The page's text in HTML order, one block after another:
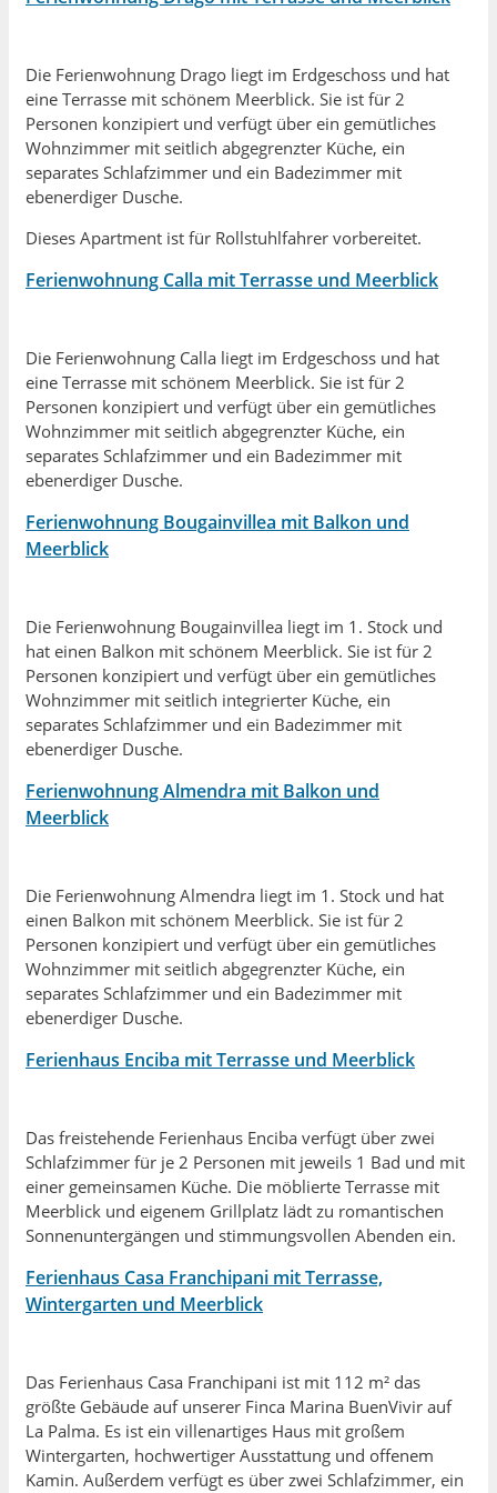
Die Ferienwohnung Drago liegt im Erdgeschoss und hat
eine Terrasse mit schönem Meerblick. Sie ist für 2
Personen konzipiert und verfügt über ein gemütliches
Wohnzimmer mit seitlich abgegrenzter Küche, ein
separates Schlafzimmer und ein Badezimmer mit
ebenerdiger Dusche.
Dieses Apartment ist für Rollstuhlfahrer vorbereitet.
Ferienwohnung Calla mit Terrasse und Meerblick
Die Ferienwohnung Calla liegt im Erdgeschoss und hat
eine Terrasse mit schönem Meerblick. Sie ist für 2
Personen konzipiert und verfügt über ein gemütliches
Wohnzimmer mit seitlich abgegrenzter Küche, ein
separates Schlafzimmer und ein Badezimmer mit
ebenerdiger Dusche.
Ferienwohnung Bougainvillea mit Balkon und
Meerblick
Die Ferienwohnung Bougainvillea liegt im 1. Stock und
hat einen Balkon mit schönem Meerblick. Sie ist für 2
Personen konzipiert und verfügt über ein gemütliches
Wohnzimmer mit seitlich integrierter Küche, ein
separates Schlafzimmer und ein Badezimmer mit
ebenerdiger Dusche.
Ferienwohnung Almendra mit Balkon und
Meerblick
Die Ferienwohnung Almendra liegt im 1. Stock und hat
einen Balkon mit schönem Meerblick. Sie ist für 2
Personen konzipiert und verfügt über ein gemütliches
Wohnzimmer mit seitlich abgegrenzter Küche, ein
separates Schlafzimmer und ein Badezimmer mit
ebenerdiger Dusche.
Ferienhaus Enciba mit Terrasse und Meerblick
Das freistehende Ferienhaus Enciba verfügt über zwei
Schlafzimmer für je 2 Personen mit jeweils 1 Bad und mit
einer gemeinsamen Küche. Die möblierte Terrasse mit
Meerblick und eigenem Grillplatz lädt zu romantischen
Sonnenuntergängen und stimmungsvollen Abenden ein.
Ferienhaus Casa Franchipani mit Terrasse,
Wintergarten und Meerblick
Das Ferienhaus Casa Franchipani ist mit 112 m² das
größte Gebäude auf unserer Finca Marina BuenVivir auf
La Palma. Es ist ein villenartiges Haus mit großem
Wintergarten, hochwertiger Ausstattung und offenem
Kamin. Außerdem verfügt es über zwei Schlafzimmer, ein